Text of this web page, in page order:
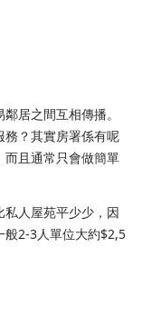
居之間互相傳播。
務？其實房署係有呢
而且通常只會做簡單
人屋苑平少少，因
般2-3人單位大約$2,5